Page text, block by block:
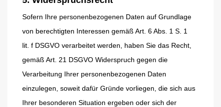
Sofern Ihre personenbezogenen Daten auf Grundlage
von berechtigten Interessen gemäß Art. 6 Abs. 1 S. 1
lit. f DSGVO verarbeitet werden, haben Sie das Recht,
gemäß Art. 21 DSGVO Widerspruch gegen die
Verarbeitung Ihrer personenbezogenen Daten
einzulegen, soweit dafür Gründe vorliegen, die sich aus
Ihrer besonderen Situation ergeben oder sich der